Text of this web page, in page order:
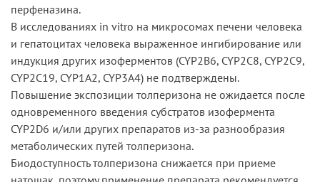
перфеназина.
В исследованиях in vitro на микросомах печени человека
и гепатоцитах человека выраженное ингибирование или
индукция других изоферментов (CYP2B6, CYP2C8, CYP2C9,
CYP2C19, CYP1A2, CYP3A4) не подтверждены.
Повышение экспозиции толперизона не ожидается после
одновременного введения субстратов изофермента
CYP2D6 и/или других препаратов из-за разнообразия
метаболических путей толперизона.
Биодоступность толперизона снижается при приеме